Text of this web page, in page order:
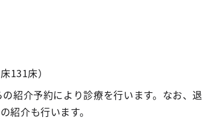
床）
介予約により診療を行います。なお、退
紹介も行います。